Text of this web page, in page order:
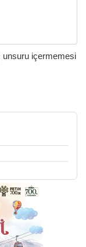
unsuru içermemesi